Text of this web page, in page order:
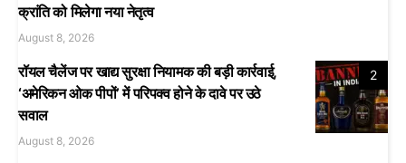
क्रांति को मिलेगा नया नेतृत्व
August 8, 2026
2
रॉयल चैलेंज पर खाद्य सुरक्षा नियामक की बड़ी कार्रवाई,
‘अमेरिकन ओक पीपों’ में परिपक्व होने के दावे पर उठे
सवाल
August 8, 2026